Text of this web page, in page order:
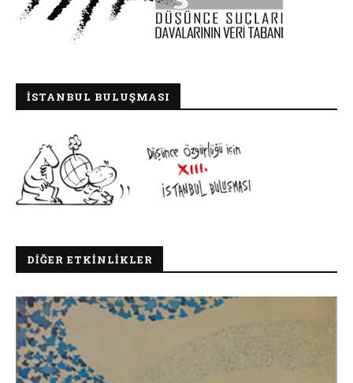
İSTANBUL BULUŞMASI
DIĞER ETKINLIKLER